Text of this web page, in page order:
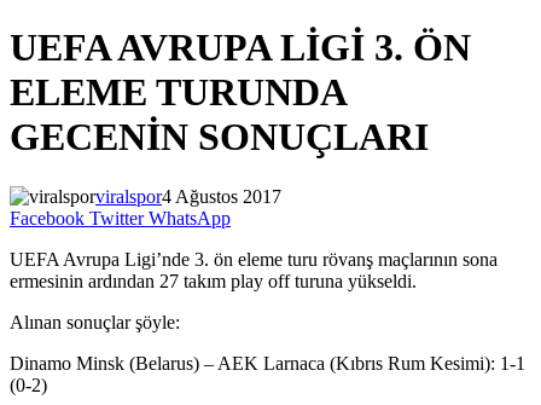
UEFA AVRUPA LİGİ 3. ÖN
ELEME TURUNDA
GECENİN SONUÇLARI
viralspor4 Ağustos 2017
Facebook Twitter WhatsApp
UEFA Avrupa Ligi’nde 3. ön eleme turu rövanş maçlarının sona
ermesinin ardından 27 takım play off turuna yükseldi.
Alınan sonuçlar şöyle:
Dinamo Minsk (Belarus) – AEK Larnaca (Kıbrıs Rum Kesimi): 1-1
(0-2)